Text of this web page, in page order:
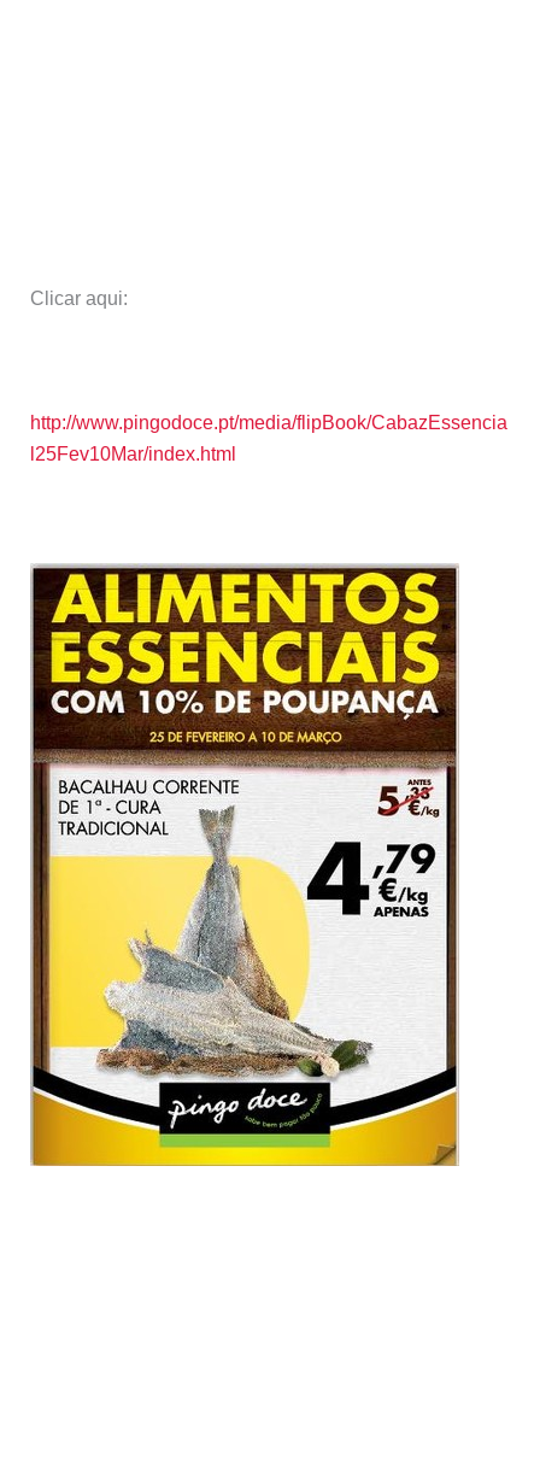
Clicar aqui:
http://www.pingodoce.pt/media/flipBook/CabazEssencia
l25Fev10Mar/index.html